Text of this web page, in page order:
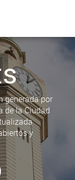
generada por
de la Ciudad
y